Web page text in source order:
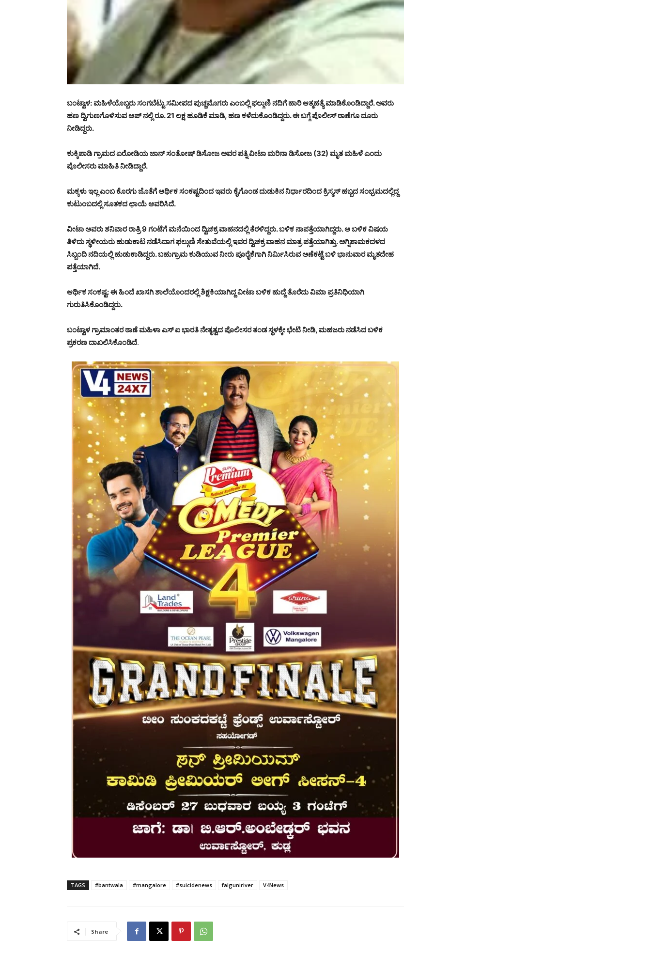
ಬಂಟ್ವಾಳ: ಮಹಿಳೆಯೊಬ್ಬರು ಸಂಗಬೆಟ್ಟು ಸಮೀಪದ ಪುಚ್ಚಮೊಗರು ಎಂಬಲ್ಲಿ ಫಲ್ಗುಣಿ ನದಿಗೆ ಹಾರಿ ಆತ್ಮಹತ್ಯೆ ಮಾಡಿಕೊಂಡಿದ್ದಾರೆ. ಅವರು
ಹಣ ದ್ವಿಗುಣಗೊಳಿಸುವ ಆಪ್ ನಲ್ಲಿ ರೂ. 21 ಲಕ್ಷ ಹೂಡಿಕೆ ಮಾಡಿ, ಹಣ ಕಳೆದುಕೊಂಡಿದ್ದರು. ಈ ಬಗ್ಗೆ ಪೊಲೀಸ್ ಠಾಣೆಗೂ ದೂರು
ನೀಡಿದ್ದರು.
ಕುಕ್ಕಿಪಾಡಿ ಗ್ರಾಮದ ಏರೋಡಿಯ ಜಾನ್ ಸಂತೋಷ್ ಡಿಸೋಜ ಅವರ ಪತ್ನಿ ವೀಟಾ ಮರಿನಾ ಡಿಸೋಜ (32) ಮೃತ ಮಹಿಳೆ ಎಂದು
ಪೊಲೀಸರು ಮಾಹಿತಿ ನೀಡಿದ್ದಾರೆ.
ಮಕ್ಕಳು ಇಲ್ಲ ಎಂಬ ಕೊರಗು ಜೊತೆಗೆ ಆರ್ಥಿಕ ಸಂಕಷ್ಟದಿಂದ ಇವರು ಕೈಗೊಂಡ ದುಡುಕಿನ ನಿರ್ಧಾರದಿಂದ ಕ್ರಿಸ್ಮಸ್ ಹಬ್ಬದ ಸಂಭ್ರಮದಲ್ಲಿದ್ದ
ಕುಟುಂಬದಲ್ಲಿ ಸೂತಕದ ಛಾಯೆ ಆವರಿಸಿದೆ.
ವೀಟಾ ಅವರು ಶನಿವಾರ ರಾತ್ರಿ 9 ಗಂಟೆಗೆ ಮನೆಯಿಂದ ದ್ವಿಚಕ್ರ ವಾಹನದಲ್ಲಿ ತೆರಳಿದ್ದರು. ಬಳಿಕ ನಾಪತ್ತೆಯಾಗಿದ್ದರು. ಆ ಬಳಿಕ ವಿಷಯ
ತಿಳಿದು ಸ್ಥಳೀಯರು ಹುಡುಕಾಟ ನಡೆಸಿದಾಗ ಫಲ್ಗುಣಿ ಸೇತುವೆಯಲ್ಲಿ ಇವರ ದ್ವಿಚಕ್ರ ವಾಹನ ಮಾತ್ರ ಪತ್ತೆಯಾಗಿತ್ತು. ಅಗ್ನಿಶಾಮಕದಳದ
ಸಿಬ್ಬಂದಿ ನದಿಯಲ್ಲಿ ಹುಡುಕಾಡಿದ್ದರು. ಬಹುಗ್ರಾಮ ಕುಡಿಯುವ ನೀರು ಪೂರೈಕೆಗಾಗಿ ನಿರ್ಮಿಸಿರುವ ಅಣೆಕಟ್ಟೆ ಬಳಿ ಭಾನುವಾರ ಮೃತದೇಹ
ಪತ್ತೆಯಾಗಿದೆ.
ಆರ್ಥಿಕ ಸಂಕಷ್ಟ: ಈ ಹಿಂದೆ ಖಾಸಗಿ ಶಾಲೆಯೊಂದರಲ್ಲಿ ಶಿಕ್ಷಕಿಯಾಗಿದ್ದ ವೀಟಾ ಬಳಿಕ ಹುದ್ದೆ ತೊರೆದು ವಿಮಾ ಪ್ರತಿನಿಧಿಯಾಗಿ
ಗುರುತಿಸಿಕೊಂಡಿದ್ದರು.
ಬಂಟ್ವಾಳ ಗ್ರಾಮಾಂತರ ಠಾಣೆ ಮಹಿಳಾ ಎಸ್ ಐ ಭಾರತಿ ನೇತೃತ್ವದ ಪೊಲೀಸರ ತಂಡ ಸ್ಥಳಕ್ಕೇ ಭೇಟಿ ನೀಡಿ, ಮಹಜರು ನಡೆಸಿದ ಬಳಿಕ
ಪ್ರಕರಣ ದಾಖಲಿಸಿಕೊಂಡಿದೆ.
TAGS #bantwala #mangalore #suicidenews falguniriver V4News
Share